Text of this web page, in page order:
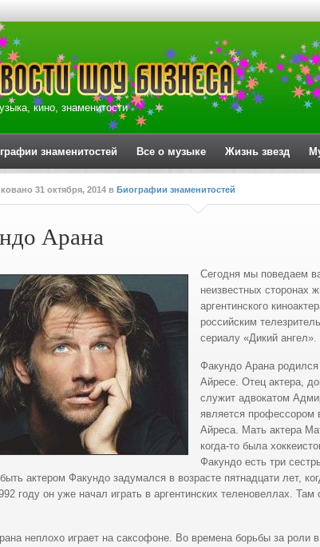
кино, знаменитости
знаменитостей Все о музыке Жизнь звезд
31 октября, 2014 в Биографии знаменитостей
Арана
Сегодня мы поведаем
неизвестных сторонах
аргентинского
российским
сериалу «Дикий ангел».
Факундо Арана
Айресе. Отец актера,
служит адвокатом
является профессором
Айреса. Мать актера
когда-то была
Факундо есть три
актером Факундо задумался в возрасте пятнадцати лет,
году он уже начал играть в аргентинских теленовеллах.
неплохо играет на саксофоне. Во времена борьбы за роли